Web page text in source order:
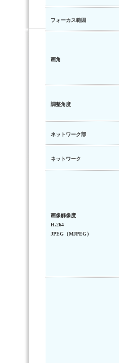
フォーカス範囲
画角
調整角度
ネットワーク部
ネットワーク
画像解像度
H.264
JPEG（MJPEG）